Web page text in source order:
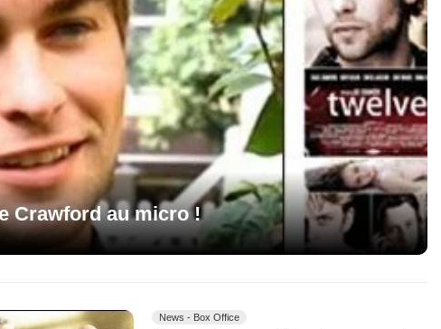
Crawford au micro !
News - Box Office